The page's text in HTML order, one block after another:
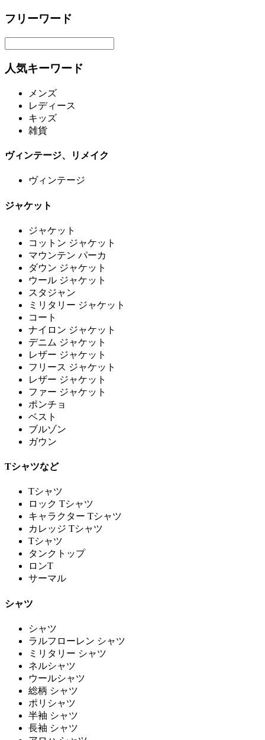
フリーワード
人気キーワード
メンズ
レディース
キッズ
雑貨
ヴィンテージ、リメイク
ヴィンテージ
ジャケット
ジャケット
コットン ジャケット
マウンテン パーカ
ダウン ジャケット
ウール ジャケット
スタジャン
ミリタリー ジャケット
コート
ナイロン ジャケット
デニム ジャケット
レザー ジャケット
フリース ジャケット
レザー ジャケット
ファー ジャケット
ポンチョ
ベスト
ブルゾン
ガウン
Tシャツなど
Tシャツ
ロック Tシャツ
キャラクター Tシャツ
カレッジ Tシャツ
Tシャツ
タンクトップ
ロンT
サーマル
シャツ
シャツ
ラルフローレン シャツ
ミリタリー シャツ
ネルシャツ
ウールシャツ
総柄 シャツ
ポリシャツ
半袖 シャツ
長袖 シャツ